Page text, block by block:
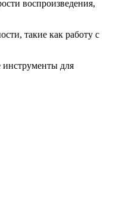
воспроизведения,
такие как работу с
инструменты для